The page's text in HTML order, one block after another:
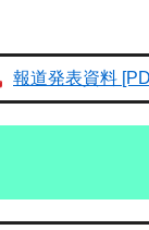
報道発表資料